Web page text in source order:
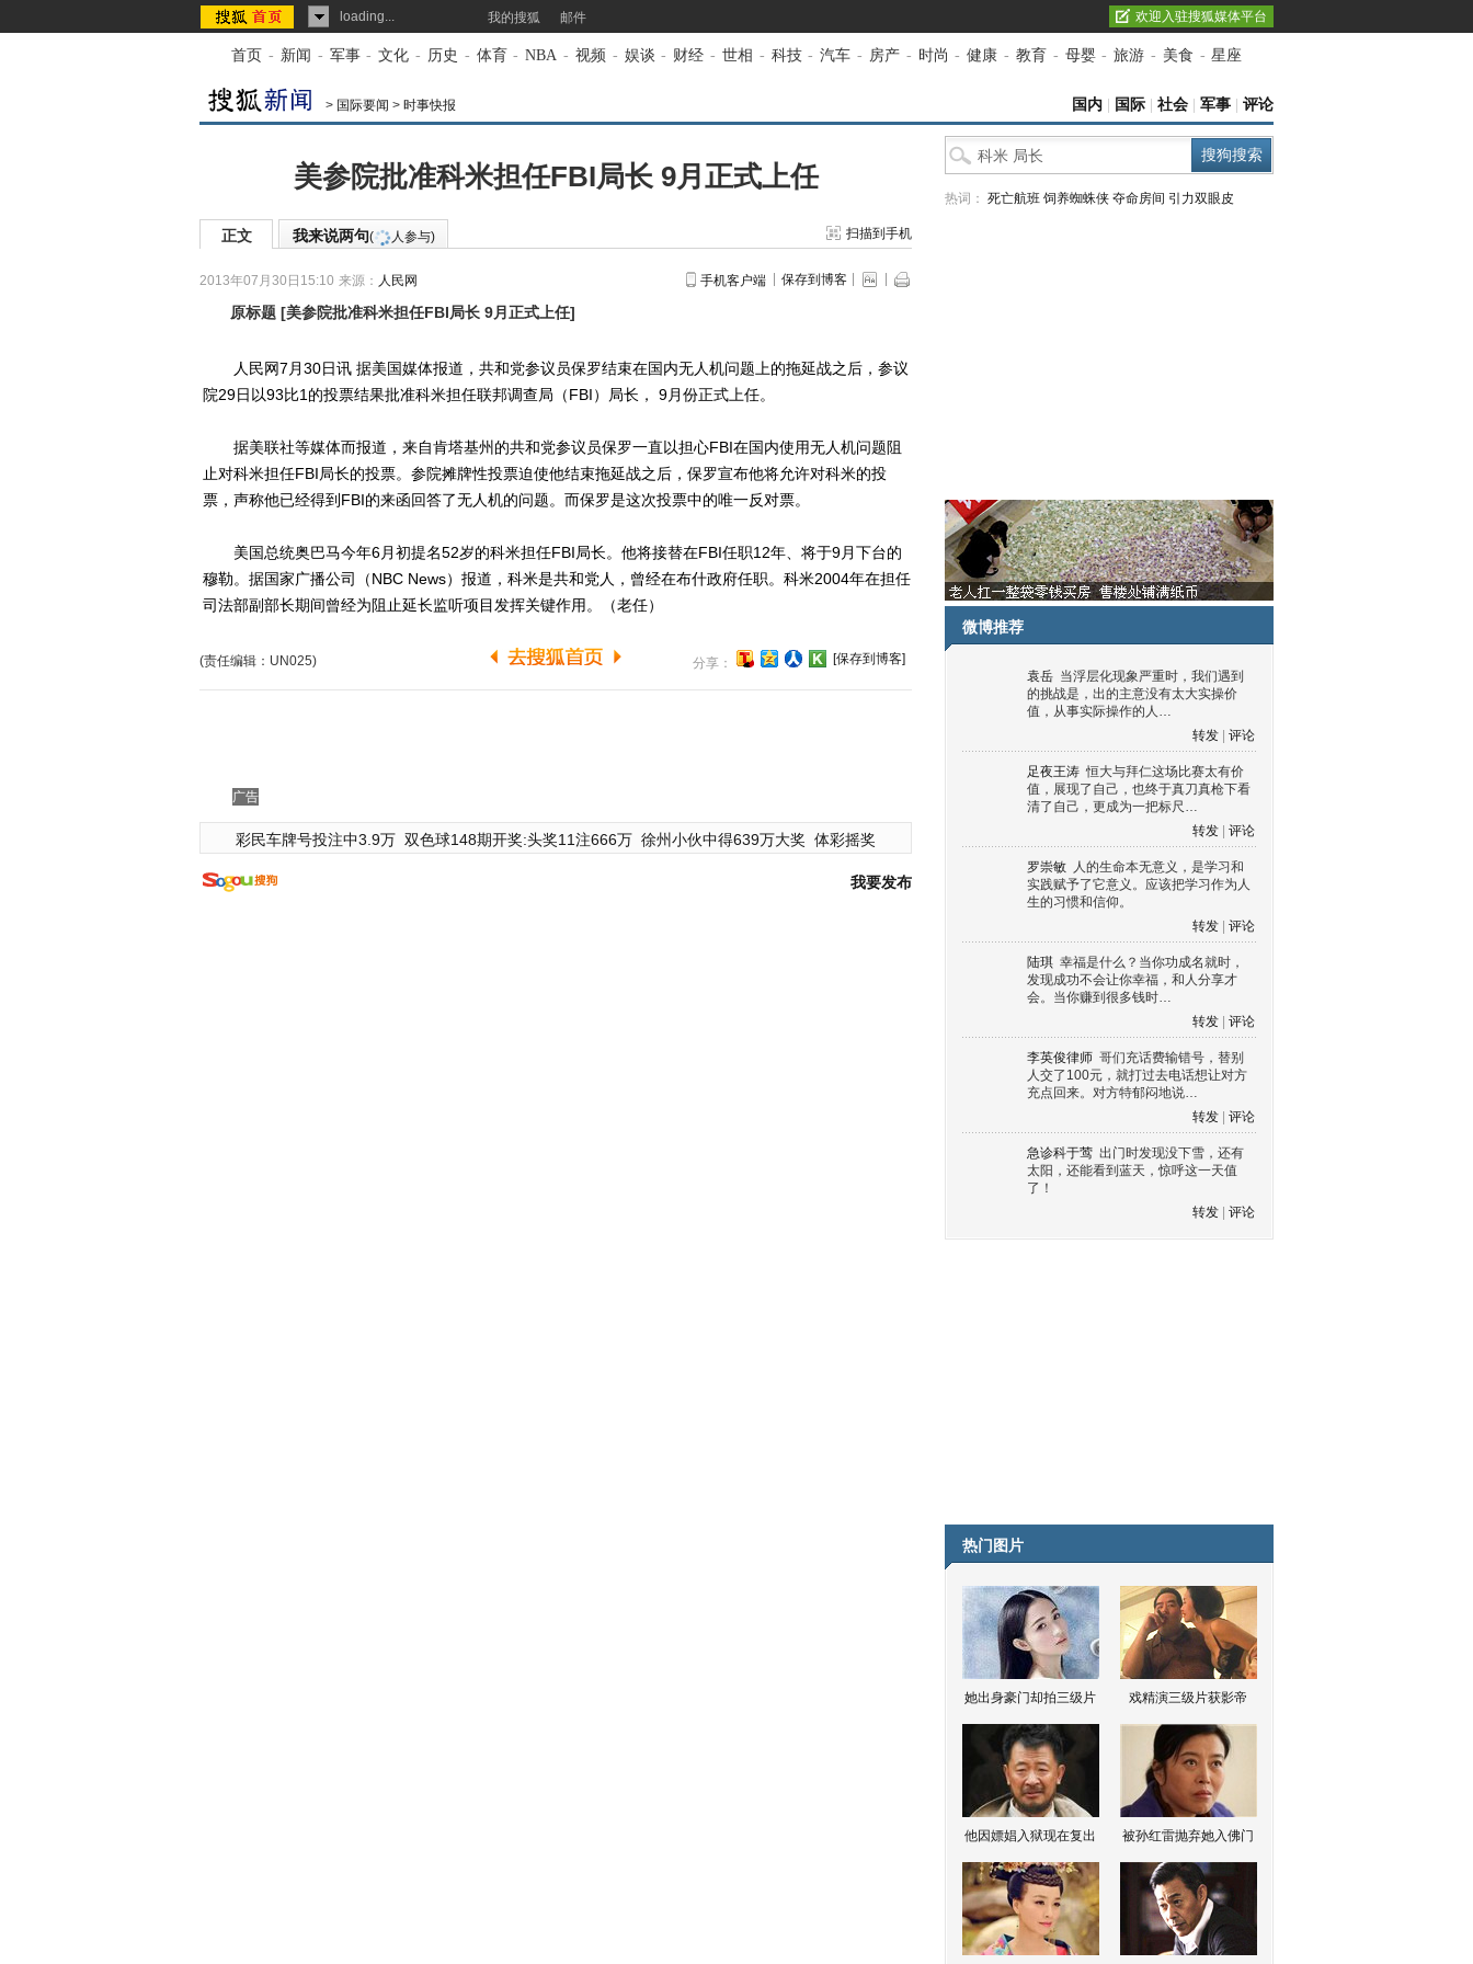
loading... 我的搜狐 邮件 欢迎入驻搜狐媒体平台
首页 - 新闻 - 军事 - 文化 - 历史 - 体育 - NBA - 视频 - 娱谈 - 财经 - 世相 - 科技 - 汽车 - 房产 - 时尚 - 健康 - 教育 - 母婴 - 旅游 - 美食 - 星座
> 国际要闻 > 时事快报 国内 国际 社会 军事 评论
美参院批准科米担任FBI局长 9月正式上任
正文 我来说两句( 人参与) 扫描到手机
2013年07月30日15:10 来源： 人民网 手机客户端 保存到博客
原标题 [美参院批准科米担任FBI局长 9月正式上任]
人民网7月30日讯 据美国媒体报道，共和党参议员保罗结束在国内无人机问题上的拖延战之后，参议
院29日以93比1的投票结果批准科米担任联邦调查局（FBI）局长， 9月份正式上任。
据美联社等媒体而报道，来自肯塔基州的共和党参议员保罗一直以担心FBI在国内使用无人机问题阻
止对科米担任FBI局长的投票。参院摊牌性投票迫使他结束拖延战之后，保罗宣布他将允许对科米的投
票，声称他已经得到FBI的来函回答了无人机的问题。而保罗是这次投票中的唯一反对票。
美国总统奥巴马今年6月初提名52岁的科米担任FBI局长。他将接替在FBI任职12年、将于9月下台的
穆勒。据国家广播公司（NBC News）报道，科米是共和党人，曾经在布什政府任职。科米2004年在担任
司法部副部长期间曾经为阻止延长监听项目发挥关键作用。（老任）
(责任编辑：UN025) 分享： [保存到博客]
广告
彩民车牌号投注中3.9万 双色球148期开奖:头奖11注666万 徐州小伙中得639万大奖 体彩摇奖
我要发布
热词： 死亡航班 饲养蜘蛛侠 夺命房间 引力双眼皮
微博推荐
袁岳 当浮层化现象严重时，我们遇到
的挑战是，出的主意没有太大实操价
值，从事实际操作的人…
转发
评论
足夜王涛 恒大与拜仁这场比赛太有价
值，展现了自己，也终于真刀真枪下看
清了自己，更成为一把标尺…
转发
评论
罗崇敏 人的生命本无意义，是学习和
实践赋予了它意义。应该把学习作为人
生的习惯和信仰。
转发
评论
陆琪 幸福是什么？当你功成名就时，
发现成功不会让你幸福，和人分享才
会。当你赚到很多钱时…
转发
评论
李英俊律师 哥们充话费输错号，替别
人交了100元，就打过去电话想让对方
充点回来。对方特郁闷地说…
转发
评论
急诊科于莺 出门时发现没下雪，还有
太阳，还能看到蓝天，惊呼这一天值
了！
转发
评论
热门图片
她出身豪门却拍三级片 戏精演三级片获影帝
他因嫖娼入狱现在复出 被孙红雷抛弃她入佛门